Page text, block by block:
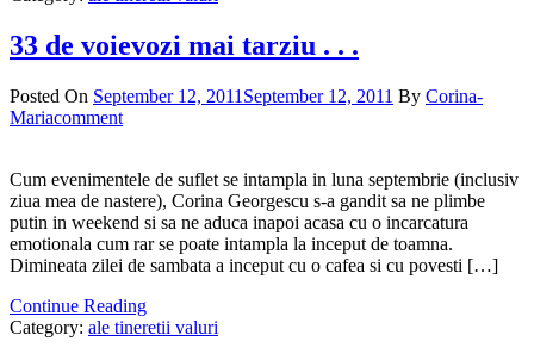
33 de voievozi mai tarziu . . .
Posted On September 12, 2011 September 12, 2011 By Corina-
Mariacomment
Cum evenimentele de suflet se intampla in luna septembrie (inclusiv
ziua mea de nastere), Corina Georgescu s-a gandit sa ne plimbe
putin in weekend si sa ne aduca inapoi acasa cu o incarcatura
emotionala cum rar se poate intampla la inceput de toamna.
Dimineata zilei de sambata a inceput cu o cafea si cu povesti […]
Continue Reading
Category: ale tineretii valuri